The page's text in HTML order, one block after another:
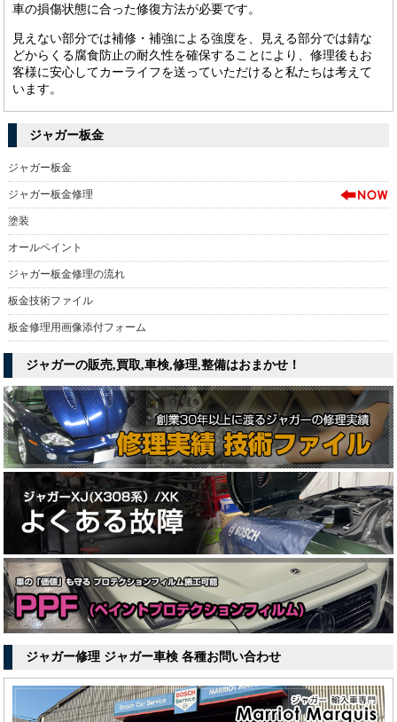
車の損傷状態に合った修復方法が必要です。
見えない部分では補修・補強による強度を、見える部分では錆な
どからくる腐食防止の耐久性を確保することにより、修理後もお
客様に安心してカーライフを送っていただけると私たちは考えて
います。
ジャガー板金
ジャガー板金
ジャガー板金修理
塗装
オールペイント
ジャガー板金修理の流れ
板金技術ファイル
板金修理用画像添付フォーム
ジャガーの販売,買取,車検,修理,整備はおまかせ！
ジャガー修理 ジャガー車検 各種お問い合わせ